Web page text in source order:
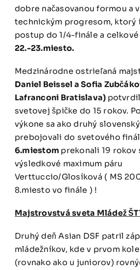
dobre načasovanou formou a
technickým progresom, ktorý
postup do 1/4-finále a
22.-23.miesto.
Medzinárodne ostrieľaná
Daniel Beissel a Sofia
Lafranconi Bratislava)
svetovej špičke do 15 rokov.
výkone sa ako druhý
prebojovali do svetového
6.miestom prekonali 19 rokov
výsledkové maximum páru
Verttuccio/Glosíková ( MS
8.miesto vo finále ) !
Majstrovstvá sveta Mládež
Druhý deň Asian DSF patril
mládežníkov, kde v prvom
(rovnako ako u juniorov)